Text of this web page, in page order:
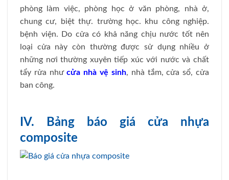
phòng làm việc, phòng học ở văn phòng, nhà ở,
chung cư, biệt thự. trường học. khu công nghiệp.
bệnh viện. Do cửa có khả năng chịu nước tốt nên
loại cửa này còn thường được sử dụng nhiều ở
những nơi thường xuyên tiếp xúc với nước và chất
tẩy rửa nhưcửa nhà vệ sinh, nhà tắm, cửa sổ, cửa
ban công.
IV. Bảng báo giá cửa nhựa
composite